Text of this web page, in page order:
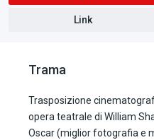
Link
Trama
Trasposizione
opera teatrale di William
Oscar (miglior fotografia e